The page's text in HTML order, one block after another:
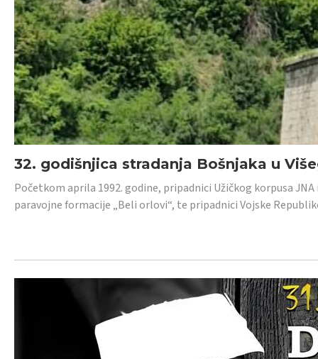
32. godišnjica stradanja Bošnjaka u
Početkom aprila 1992. godine, pripadnici Užičkog korpusa
paravojne formacije „Beli orlovi“, te pripadnici Vojske